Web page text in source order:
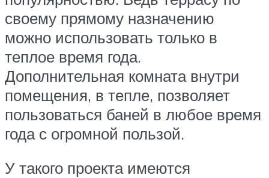
своему прямому назначению
можно использовать только в
теплое время года.
Дополнительная комната внутри
помещения, в тепле, позволяет
пользоваться баней в любое время
года с огромной пользой.
У такого проекта имеются